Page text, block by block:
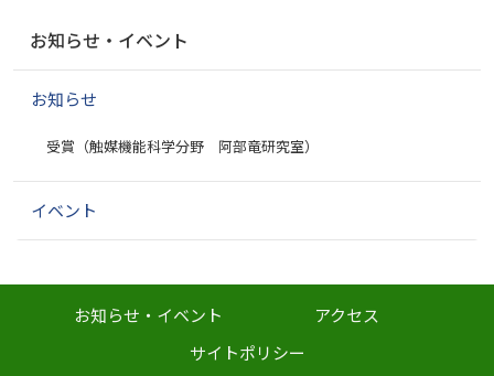
ゲ
ン
お知らせ・イベント
お知らせ
受賞（触媒機能科学分野 阿部竜研究室）
イベント
お知らせ・イベント
アクセス
サイトポリシー